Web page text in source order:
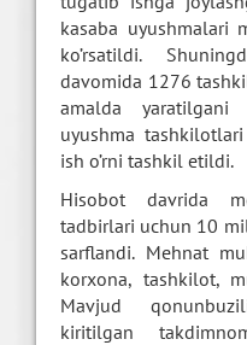
kasaba uyushmalari
ko’rsatildi.
davomida 1276
amalda yaratilgani
uyushma
ish o’rni tashkil etildi.
Hisobot davrida
tadbirlari uchun 10
sarflandi. Mehnat
korxona, tashkilot,
Mavjud
kiritilgan